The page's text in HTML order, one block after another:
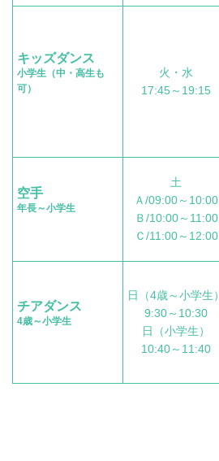
キッズダンス
小学生（中・高生も
可）
火・水
17:45～19:15
空手
年長～小学生
土
Ａ/09:00～10:00
Ｂ/10:00～11:00
Ｃ/11:00～12:00
チアダンス
4歳～小学生
日（4歳～小学生）
9:30～10:30
日（小学生）
10:40～11:40